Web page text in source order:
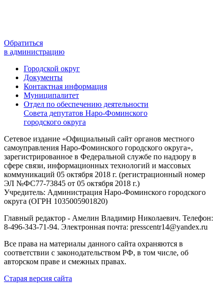
Обратиться
в администрацию
Городской округ
Документы
Контактная информация
Муниципалитет
Отдел по обеспечению деятельности
Совета депутатов Наро-Фоминского
городского округа
Сетевое издание «Официальный сайт органов местного
самоуправления Наро-Фоминского городского округа»,
зарегистрированное в Федеральной службе по надзору в
сфере связи, информационных технологий и массовых
коммуникаций 05 октября 2018 г. (регистрационный номер
ЭЛ №ФС77-73845 от 05 октября 2018 г.)
Учредитель: Администрация Наро-Фоминского городского
округа (ОГРН 1035005901820)
Главный редактор - Амелин Владимир Николаевич. Телефон:
8-496-343-71-94. Электронная почта: presscentr14@yandex.ru
Все права на материалы данного сайта охраняются в
соответствии с законодательством РФ, в том числе, об
авторском праве и смежных правах.
Старая версия сайта